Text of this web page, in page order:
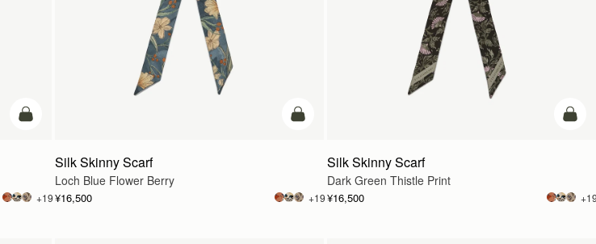
カートに追加
+19
カートに追加
Silk Skinny Scarf
Loch Blue Flower Berry
¥16,500 +19
カー
Silk Skinny Scarf
Dark Green Thistle Print
¥16,500